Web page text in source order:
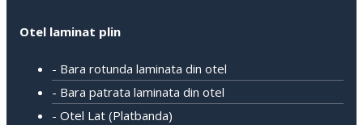
Otel laminat plin
- Bara rotunda laminata din otel
- Bara patrata laminata din otel
- Otel Lat (Platbanda)